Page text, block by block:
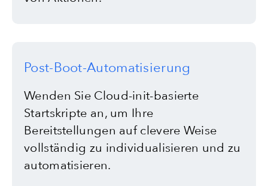
Post-Boot-Automatisierung
Wenden Sie Cloud-init-basierte
Startskripte an, um Ihre
Bereitstellungen auf clevere Weise
vollständig zu individualisieren und zu
automatisieren.